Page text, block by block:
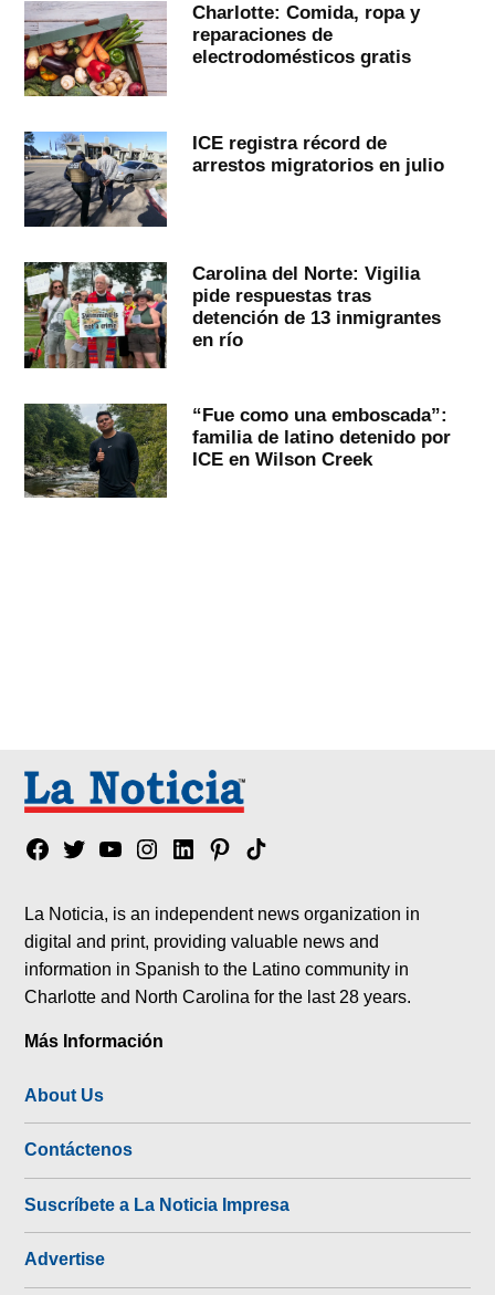
Charlotte: Comida, ropa y
reparaciones de
electrodomésticos gratis
ICE registra récord de
arrestos migratorios en julio
Carolina del Norte: Vigilia
pide respuestas tras
detención de 13 inmigrantes
en río
“Fue como una emboscada”:
familia de latino detenido por
ICE en Wilson Creek
Facebook
TwitterYouTubeInstagram
LinkedinPinterest
Tik
La Noticia, is an independent news organization in
digital and print, providing valuable news and
information in Spanish to the Latino community in
Charlotte and North Carolina for the last 28 years.
Más Información
About Us
Contáctenos
Suscríbete a La Noticia Impresa
Advertise